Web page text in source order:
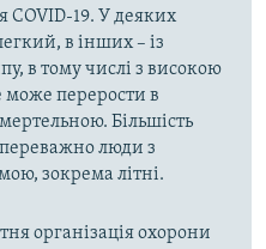
COVID-19. У деяких
в інших – із
в тому числі з високою
перерости в
Більшість
люди з
зокрема літні.
організація охорони